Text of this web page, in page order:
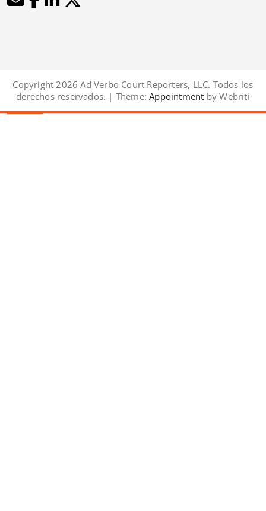
Copyright 2026 Ad Verbo Court Reporters, LLC. Todos los
derechos reservados. | Theme: Appointment by Webriti